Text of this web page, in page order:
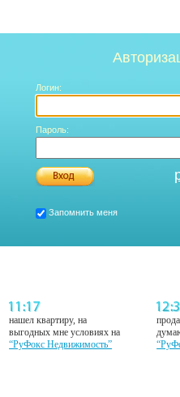
Логин:
Пароль:
Запомнить меня
нашел квартиру, на
выгодных мне условиях на
“РуФокс Недвижимость”